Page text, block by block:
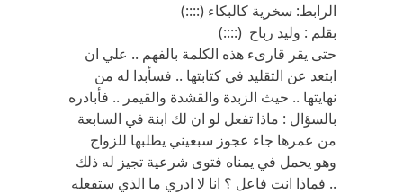
الرابط: سخرية كالبكاء (::::)
بقلم : وليد رباح (::::)
حتى يقر قارىء هذه الكلمة بالفهم .. علي ان
ابتعد عن التقليد في كتابتها .. فسأبدا له من
نهايتها .. حيث الزبدة والقشدة والقيمر .. فأبادره
بالسؤال : ماذا تفعل لو ان لك ابنة في السابعة
من عمرها جاء عجوز سبعيني يطلبها للزواج
وهو يحمل في يمناه فتوى شرعية تجيز له ذلك
.. فماذا انت فاعل ؟ انا لا ادري ما الذي ستفعله